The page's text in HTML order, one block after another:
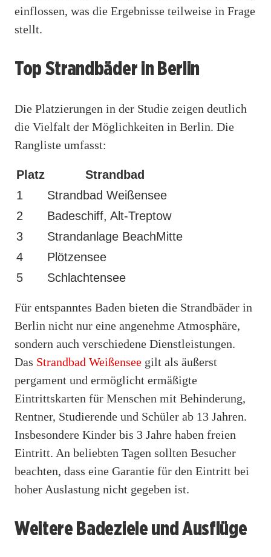
einflossen, was die Ergebnisse teilweise in Frage
stellt.
Top Strandbäder in Berlin
Die Platzierungen in der Studie zeigen deutlich
die Vielfalt der Möglichkeiten in Berlin. Die
Rangliste umfasst:
Platz
Strandbad
1
Strandbad Weißensee
2
Badeschiff, Alt-Treptow
3
Strandanlage BeachMitte
4
Plötzensee
5
Schlachtensee
Für entspanntes Baden bieten die Strandbäder in
Berlin nicht nur eine angenehme Atmosphäre,
sondern auch verschiedene Dienstleistungen.
Das Strandbad Weißensee gilt als äußerst
pergament und ermöglicht ermäßigte
Eintrittskarten für Menschen mit Behinderung,
Rentner, Studierende und Schüler ab 13 Jahren.
Insbesondere Kinder bis 3 Jahre haben freien
Eintritt. An beliebten Tagen sollten Besucher
beachten, dass eine Garantie für den Eintritt bei
hoher Auslastung nicht gegeben ist.
Weitere Badeziele und Ausflüge